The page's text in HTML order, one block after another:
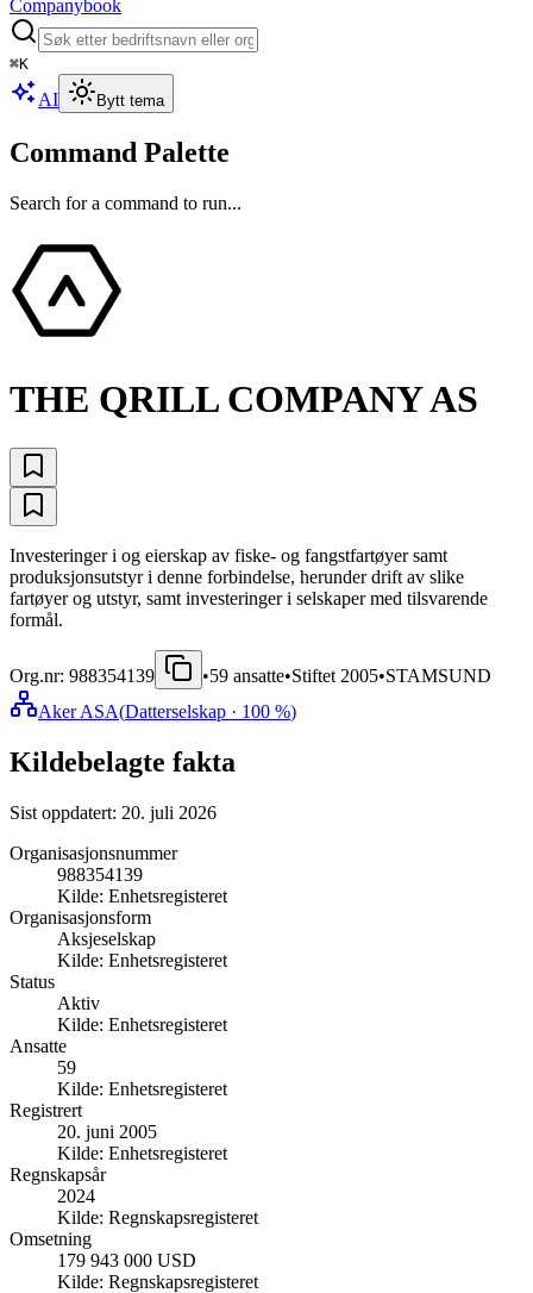
Companybook
⌘K
AI Bytt tema
Command Palette
Search for a command to run...
THE QRILL COMPANY AS
Investeringer i og eierskap av fiske- og fangstfartøyer samt
produksjonsutstyr i denne forbindelse, herunder drift av slike
fartøyer og utstyr, samt investeringer i selskaper med tilsvarende
formål.
Org.nr: 988354139 •59 ansatte•Stiftet 2005•STAMSUND
Aker ASA(Datterselskap · 100 %)
Kildebelagte fakta
Sist oppdatert: 20. juli 2026
Organisasjonsnummer
988354139
Kilde: Enhetsregisteret
Organisasjonsform
Aksjeselskap
Kilde: Enhetsregisteret
Status
Aktiv
Kilde: Enhetsregisteret
Ansatte
59
Kilde: Enhetsregisteret
Registrert
20. juni 2005
Kilde: Enhetsregisteret
Regnskapsår
2024
Kilde: Regnskapsregisteret
Omsetning
179 943 000 USD
Kilde: Regnskapsregisteret